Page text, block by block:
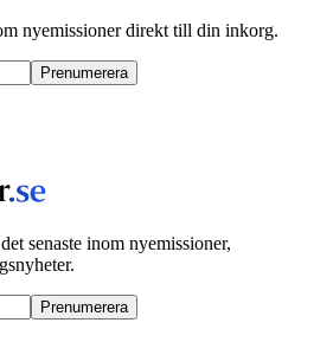
nyemissioner direkt till din inkorg.
Prenumerera
senaste inom nyemissioner,
Prenumerera